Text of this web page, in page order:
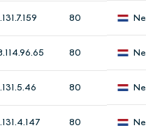
80
80
80
80